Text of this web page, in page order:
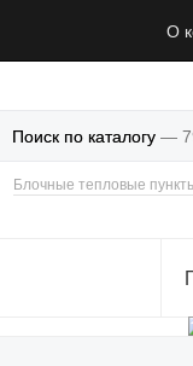
О
Поиск по каталогу
Блочные тепловые